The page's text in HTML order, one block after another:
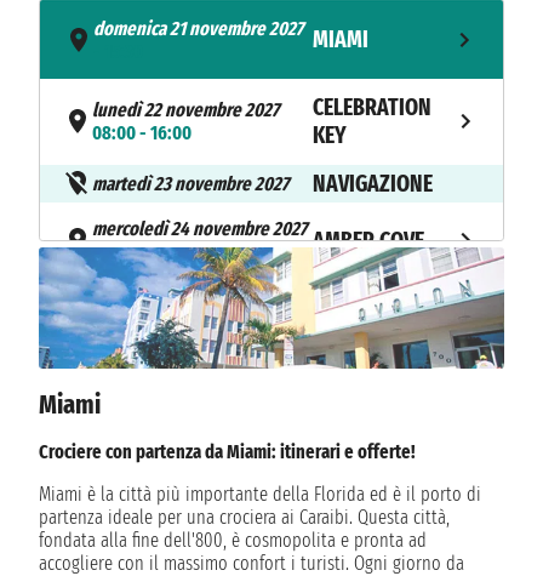
domenica 21 novembre 2027 MIAMI
lunedì 22 novembre 2027
08:00 - 16:00
CELEBRATION
KEY
martedì 23 novembre 2027 NAVIGAZIONE
mercoledì 24 novembre 2027
08:00 - 17:00
AMBER COVE
giovedì 25 novembre 2027
08:00 - 17:00
GRAND TURK
venerdì 26 novembre 2027 NAVIGAZIONE
sabato 27 novembre 2027
08:00
Miami
Crociere con partenza da Miami: itinerari e offerte!
Miami è la città più importante della Florida ed è il porto di
partenza ideale per una crociera ai Caraibi. Questa città,
fondata alla fine dell'800, è cosmopolita e pronta ad
accogliere con il massimo confort i turisti. Ogni giorno da